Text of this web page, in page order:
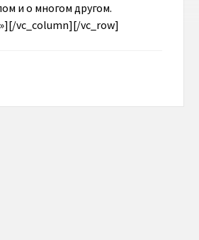
и о многом другом.
vc_column][/vc_row]